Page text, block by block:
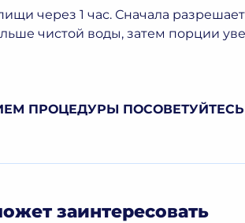
через 1 час. Сначала
чистой воды, затем порции
ПРОЦЕДУРЫ
заинтересовать